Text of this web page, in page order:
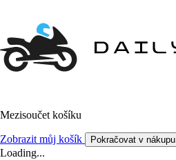
Mezisoučet košíku
Zobrazit můj košík Pokračovat v nákupu
Loading...